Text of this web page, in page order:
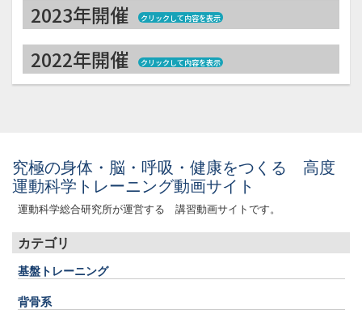
画面をクリックすると元に戻ります。 ×
2023年開催 クリックして内容を表示
2022年開催 クリックして内容を表示
究極の身体・脳・呼吸・健康をつくる 高度
運動科学トレーニング動画サイト
運動科学総合研究所が運営する 講習動画サイトです。
カテゴリ
基盤トレーニング
背骨系